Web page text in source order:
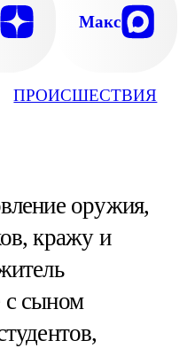
ПРОИСШЕСТВИЯ
Макс
оружия,
кражу и
с сыном